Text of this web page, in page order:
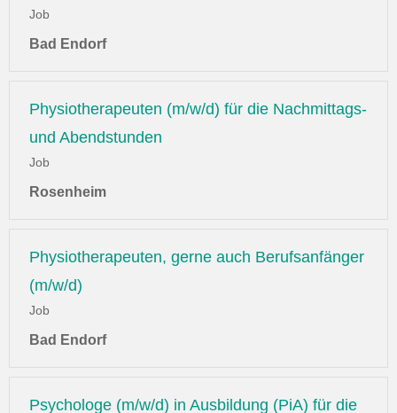
Job
Bad Endorf
Physiotherapeuten (m/w/d) für die Nachmittags-
und Abendstunden
Job
Rosenheim
Physiotherapeuten, gerne auch Berufsanfänger
(m/w/d)
Job
Bad Endorf
Psychologe (m/w/d) in Ausbildung (PiA) für die